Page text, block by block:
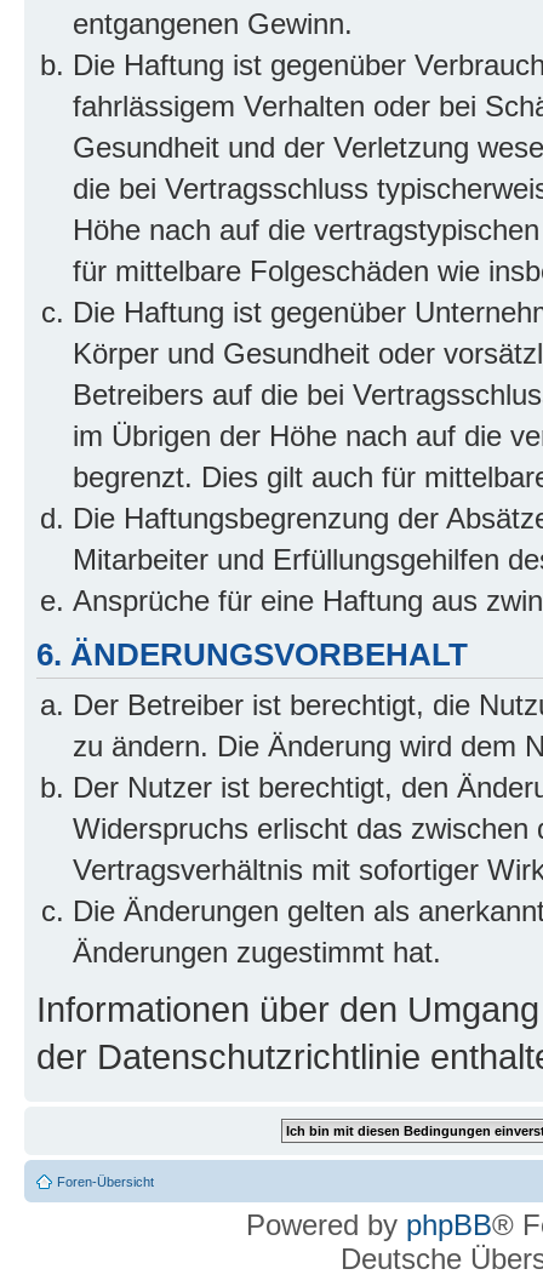
entgangenen Gewinn.
Die Haftung ist gegenüber
fahrlässigem Verhalten oder bei
Gesundheit und der Verletzung
die bei Vertragsschluss
Höhe nach auf die
für mittelbare Folgeschäden wie
Die Haftung ist gegenüber
Körper und Gesundheit oder
Betreibers auf die bei
im Übrigen der Höhe nach auf die
begrenzt. Dies gilt auch für
Die Haftungsbegrenzung der
Mitarbeiter und Erfüllungsgehilfen
Ansprüche für eine Haftung aus
6. ÄNDERUNGSVORBEHALT
Der Betreiber ist berechtigt, die
zu ändern. Die Änderung wird dem
Der Nutzer ist berechtigt, den
Widerspruchs erlischt das
Vertragsverhältnis mit sofortiger
Die Änderungen gelten als
Änderungen zugestimmt hat.
Informationen über den
der Datenschutzrichtlinie
Foren-Übersicht
Powered by phpBB®
Deutsche